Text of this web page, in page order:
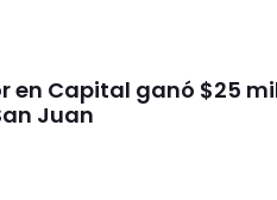
en Capital ganó $25
Juan